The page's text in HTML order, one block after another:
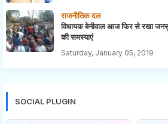
राजनीतिक दल
विधायक बेनीवाल आज फिर से रखा
की समस्याएं
Saturday, January 05, 2019
SOCIAL PLUGIN